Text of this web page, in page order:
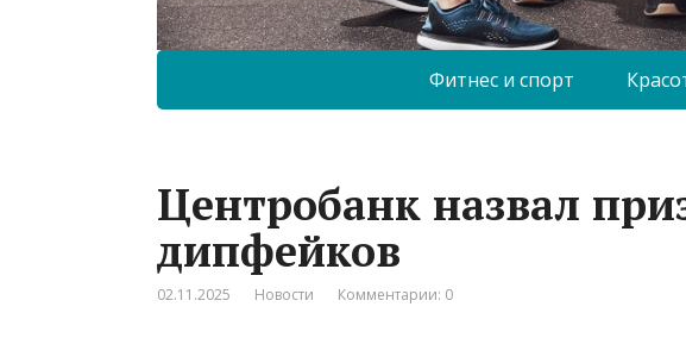
Фитнес и спорт
Центробанк назвал
дипфейков
02.11.2025 Новости Комментарии: 0